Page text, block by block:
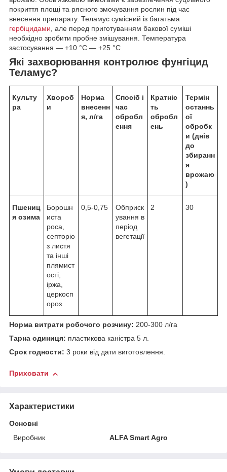
покриття площі та рясного змочування рослин під час
внесення препарату. Теламус сумісний із багатьма
гербіцидами , але перед приготуванням бакової суміші
необхідно зробити пробне змішування. Температура
застосування — +10 °C — +25 °C
Які захворювання контролює фунгіцид
Теламус?
Культу
ра
Хвороб
и
Норма
внесенн
я, л/га
Спосіб і
час
обробл
ення
Кратніс
ть
обробл
ень
Термін
останнь
ої
обробк
и (днів
до
збиранн
я
врожаю
)
Пшениц
я озима
Борошн
иста
роса,
септоріо
з листя
та інші
плямист
ості,
іржа,
церкосп
ороз
0,5-0,75
Обприск
ування в
період
вегетації
2 30
Норма витрати робочого розчину: 200-300 л/га
Тарна одиниця: пластикова каністра 5 л.
Срок годности: 3 роки від дати виготовлення.
Приховати
Характеристики
Основні
Виробник
ALFA Smart Agro